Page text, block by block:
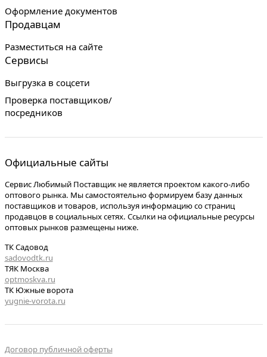
Оформление документов
Продавцам
Разместиться на сайте
Сервисы
Выгрузка в соцсети
Проверка поставщиков/
посредников
Официальные сайты
Сервис Любимый Поставщик не является проектом какого-либо
оптового рынка. Мы самостоятельно формируем базу данных
поставщиков и товаров, используя информацию со страниц
продавцов в социальных сетях. Ссылки на официальные ресурсы
оптовых рынков размещены ниже.
ТК Садовод
sadovodtk.ru
ТЯК Москва
optmoskva.ru
ТК Южные ворота
yugnie-vorota.ru
Договор публичной оферты